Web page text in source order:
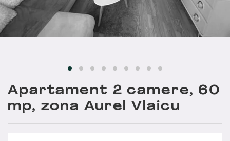
Apartament 2 camere, 60
mp, zona Aurel Vlaicu